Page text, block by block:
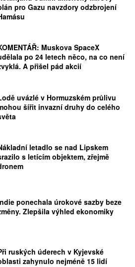
pro Gazu navzdory odzbrojení
Muskova SpaceX
po 24 letech něco, na co není
A přišel pád akcií
uvázlé v Hormuzském průlivu
šířit invazní druhy do celého
letadlo se nad Lipskem
s letícím objektem, zřejmě
ponechala úrokové sazby beze
Zlepšila výhled ekonomiky
ruských úderech v Kyjevské
zahynulo nejméně 15 lidí